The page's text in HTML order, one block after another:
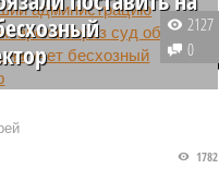
суд обязал
поставить на
коллектор, через
2127
0
1782